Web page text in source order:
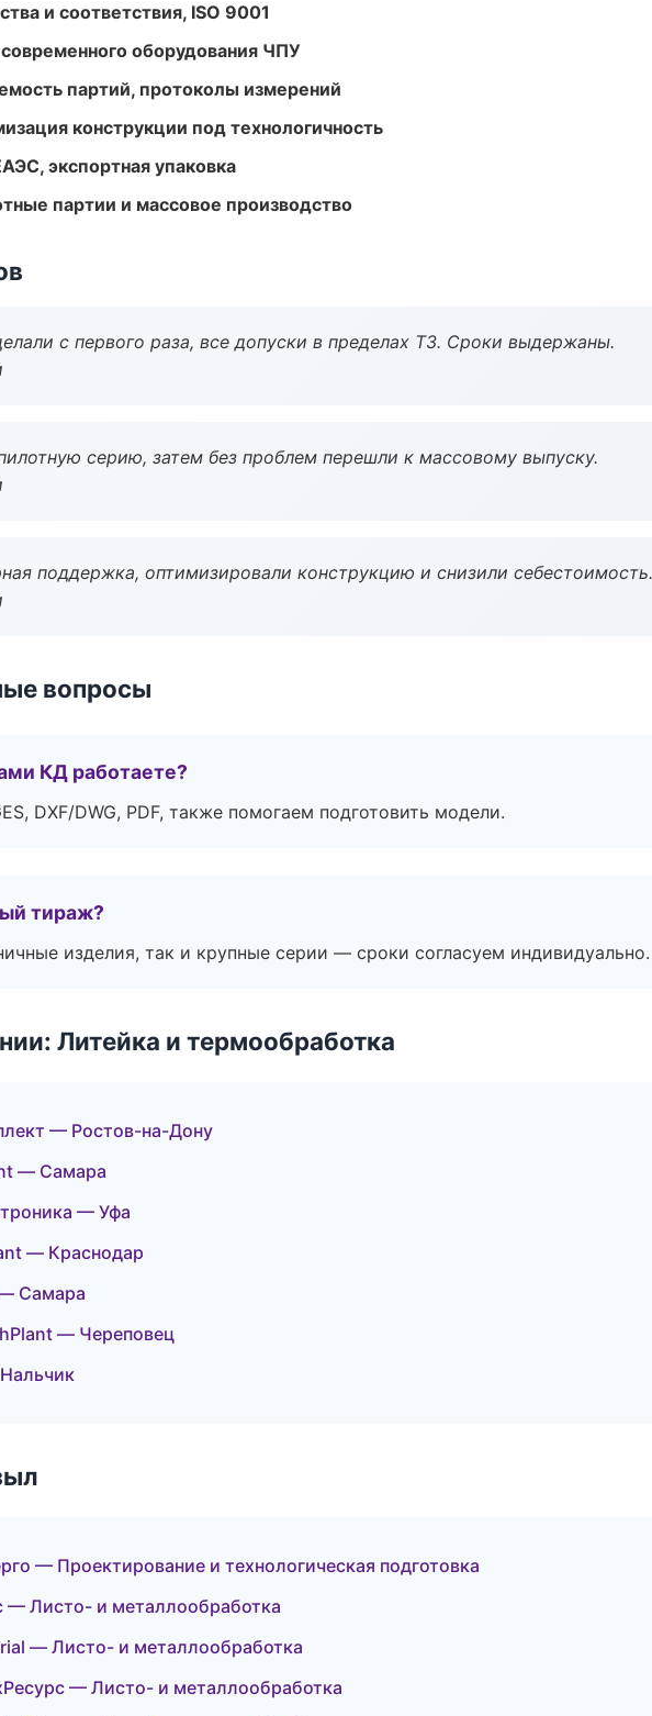
и соответствия, ISO 9001
оборудования ЧПУ
партий, протоколы измерений
конструкции под технологичность
экспортная упаковка
партии и массовое производство
с первого раза, все допуски в пределах ТЗ. Сроки выдержаны.
серию, затем без проблем перешли к массовому выпуску.
поддержка, оптимизировали конструкцию и снизили себестоимость.
вопросы
КД работаете?
DXF/DWG, PDF, также помогаем подготовить модели.
тираж?
изделия, так и крупные серии — сроки согласуем индивидуально.
Литейка и термообработка
— Ростов-на-Дону
— Самара
— Уфа
— Краснодар
Самара
— Череповец
— Проектирование и технологическая подготовка
— Листо- и металлообработка
— Листо- и металлообработка
— Листо- и металлообработка